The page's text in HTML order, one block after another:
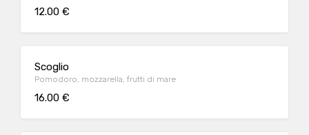
12.00 €
Scoglio
Pomodoro, mozzarella, frutti di mare
16.00 €